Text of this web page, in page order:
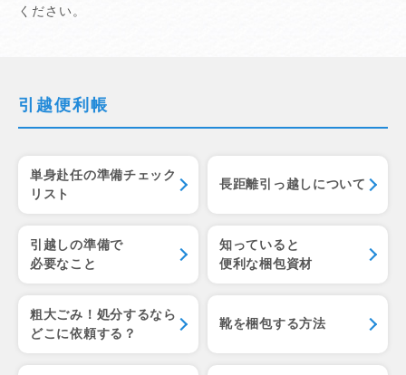
ください。
引越便利帳
単身赴任の準備チェック
リスト
長距離引っ越しについて
引越しの準備で
必要なこと
知っていると
便利な梱包資材
粗大ごみ！処分するなら
どこに依頼する？
靴を梱包する方法